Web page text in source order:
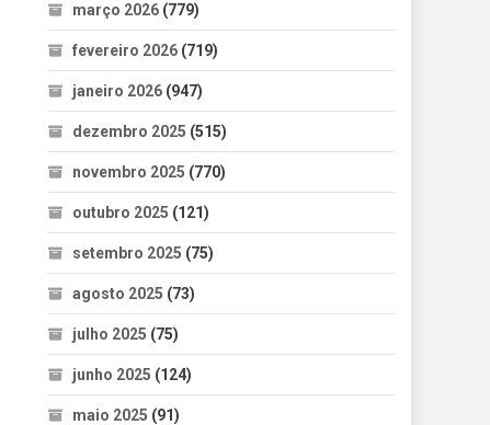
março 2026 (779)
fevereiro 2026 (719)
janeiro 2026 (947)
dezembro 2025 (515)
novembro 2025 (770)
outubro 2025 (121)
setembro 2025 (75)
agosto 2025 (73)
julho 2025 (75)
junho 2025 (124)
maio 2025 (91)